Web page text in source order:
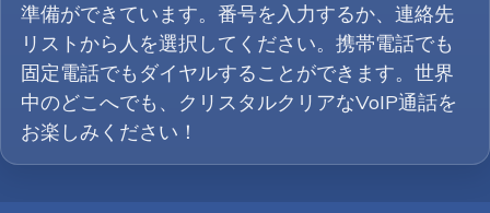
準備ができています。番号を入力するか、連絡先
リストから人を選択してください。携帯電話でも
固定電話でもダイヤルすることができます。世界
中のどこへでも、クリスタルクリアなVoIP通話を
お楽しみください！